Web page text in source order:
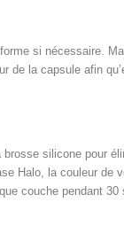
si nécessaire.
de la capsule afin
silicone pour
Halo, la couleur de
couche pendant 30